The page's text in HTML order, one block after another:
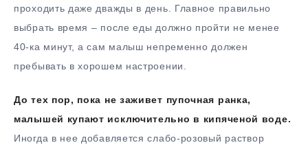
проходить даже дважды в день. Главное правильно
выбрать время – после еды должно пройти не менее
40-ка минут, а сам малыш непременно должен
пребывать в хорошем настроении.
До тех пор, пока не заживет пупочная ранка,
малышей купают исключительно в кипяченой воде.
Иногда в нее добавляется слабо-розовый раствор